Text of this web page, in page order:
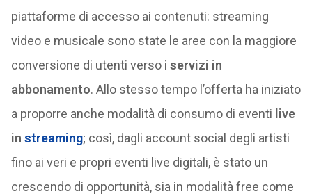
piattaforme di accesso ai contenuti: streaming
video e musicale sono state le aree con la maggiore
conversione di utenti verso i servizi in
abbonamento. Allo stesso tempo l’offerta ha iniziato
a proporre anche modalità di consumo di eventi live
in streaming; così, dagli account social degli artisti
fino ai veri e propri eventi live digitali, è stato un
crescendo di opportunità, sia in modalità free come